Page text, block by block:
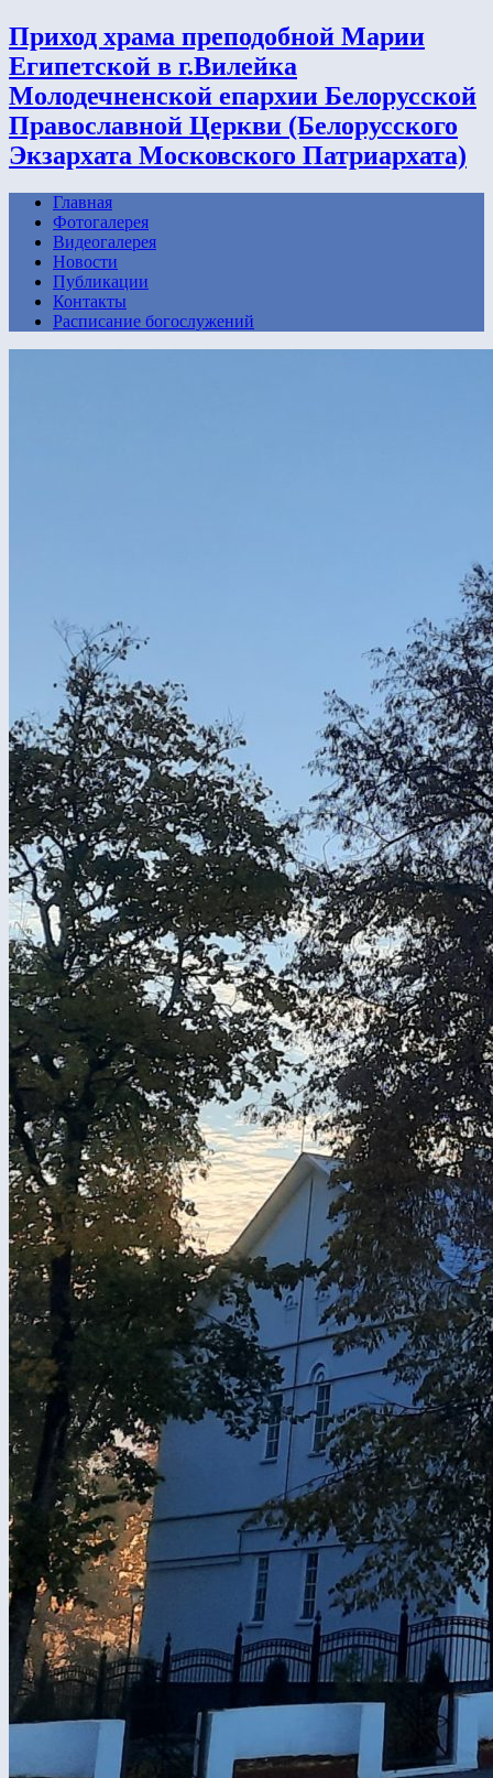
Приход храма преподобной Марии
Египетской в г.Вилейка
Молодечненской епархии Белорусской
Православной Церкви (Белорусского
Экзархата Московского Патриархата)
Главная
Фотогалерея
Видеогалерея
Новости
Публикации
Контакты
Расписание богослужений